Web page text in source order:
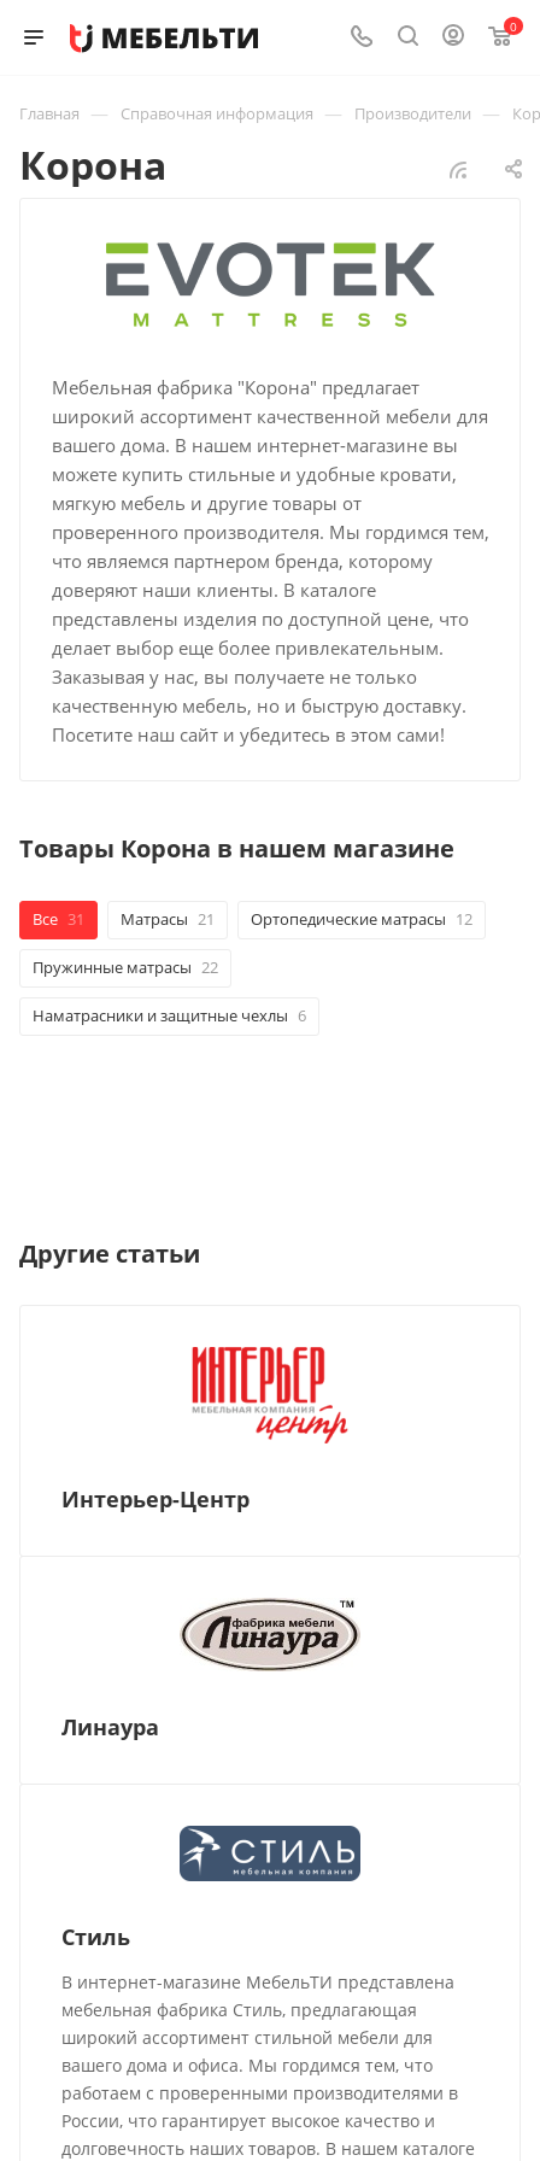
0
Главная — Справочная информация — Производители —
Корона
Мебельная фабрика "Корона" предлагает
широкий ассортимент качественной мебели для
вашего дома. В нашем интернет-магазине вы
можете купить стильные и удобные кровати,
мягкую мебель и другие товары от
проверенного производителя. Мы гордимся тем,
что являемся партнером бренда, которому
доверяют наши клиенты. В каталоге
представлены изделия по доступной цене, что
делает выбор еще более привлекательным.
Заказывая у нас, вы получаете не только
качественную мебель, но и быструю доставку.
Посетите наш сайт и убедитесь в этом сами!
Товары Корона в нашем магазине
Все 31 Матрасы 21 Ортопедические матрасы 12
Пружинные матрасы 22
Наматрасники и защитные чехлы 6
Другие статьи
Интерьер-Центр
Линаура
Стиль
В интернет-магазине МебельТИ представлена
мебельная фабрика Стиль, предлагающая
широкий ассортимент стильной мебели для
вашего дома и офиса. Мы гордимся тем, что
работаем с проверенными производителями в
России, что гарантирует высокое качество и
долговечность наших товаров. В нашем каталоге